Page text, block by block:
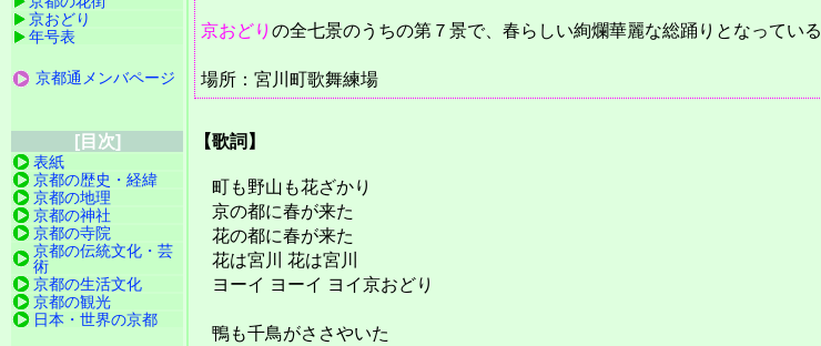
京おどり の全七景のうちの第７景で、春らしい絢爛華麗な総踊りとなっている
場所：宮川町歌舞練場
【歌詞】
町も野山も花ざかり
京の都に春が来た
花の都に春が来た
花は宮川 花は宮川
ヨーイ ヨーイ ヨイ京おどり
鴨も千鳥がささやいた
京おどり
年号表
京都通メンバページ
[目次]
表紙
京都の歴史・経緯
京都の地理
京都の神社
京都の寺院
京都の伝統文化・芸
術
京都の生活文化
京都の観光
日本・世界の京都